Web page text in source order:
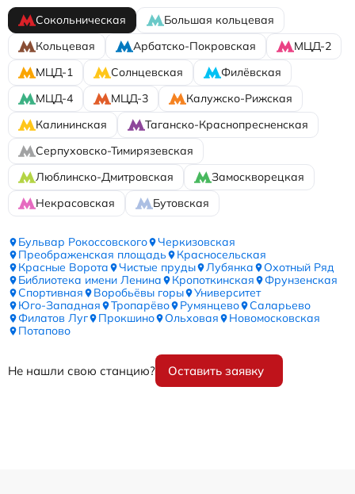
Сокольническая
Большая кольцевая
Кольцевая
Арбатско-Покровская
МЦД-2
МЦД-1
Солнцевская
Филёвская
МЦД-4
МЦД-3
Калужско-Рижская
Калининская
Таганско-Краснопресненская
Серпуховско-Тимирязевская
Люблинско-Дмитровская
Замоскворецкая
Некрасовская
Бутовская
Бульвар Рокоссовского
Черкизовская
Преображенская площадь
Красносельская
Красные Ворота
Чистые пруды Лубянка
Охотный Ряд
Библиотека имени Ленина
Кропоткинская
Фрунзенская
Спортивная
Воробьёвы горы
Университет
Юго-Западная
Тропарёво Румянцево
Саларьево
Филатов Луг
Прокшино Ольховая
Новомосковская
Потапово
Не нашли свою станцию? Оставить заявку